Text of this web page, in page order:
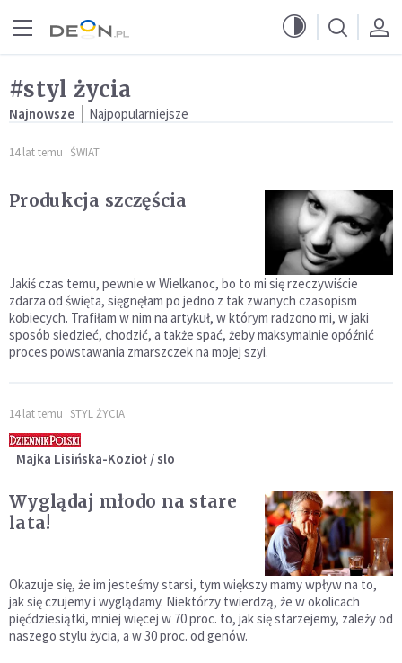
#styl życia
Najnowsze Najpopularniejsze
14 lat temu ŚWIAT
Produkcja szczęścia
Jakiś czas temu, pewnie w Wielkanoc, bo to mi się rzeczywiście
zdarza od święta, sięgnęłam po jedno z tak zwanych czasopism
kobiecych. Trafiłam w nim na artykuł, w którym radzono mi, w jaki
sposób siedzieć, chodzić, a także spać, żeby maksymalnie opóźnić
proces powstawania zmarszczek na mojej szyi.
14 lat temu STYL ŻYCIA
Majka Lisińska-Kozioł / slo
Wyglądaj młodo na stare
lata!
Okazuje się, że im jesteśmy starsi, tym większy mamy wpływ na to,
jak się czujemy i wyglądamy. Niektórzy twierdzą, że w okolicach
pięćdziesiątki, mniej więcej w 70 proc. to, jak się starzejemy, zależy od
naszego stylu życia, a w 30 proc. od genów.